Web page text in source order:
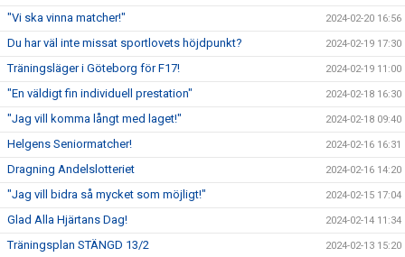
"Vi ska vinna matcher!" 2024-02-20 16:56
Du har väl inte missat sportlovets höjdpunkt? 2024-02-19 17:30
Träningsläger i Göteborg för F17! 2024-02-19 11:00
"En väldigt fin individuell prestation" 2024-02-18 16:30
"Jag vill komma långt med laget!" 2024-02-18 09:40
Helgens Seniormatcher! 2024-02-16 16:31
Dragning Andelslotteriet 2024-02-16 14:20
"Jag vill bidra så mycket som möjligt!" 2024-02-15 17:04
Glad Alla Hjärtans Dag! 2024-02-14 11:34
Träningsplan STÄNGD 13/2 2024-02-13 15:20